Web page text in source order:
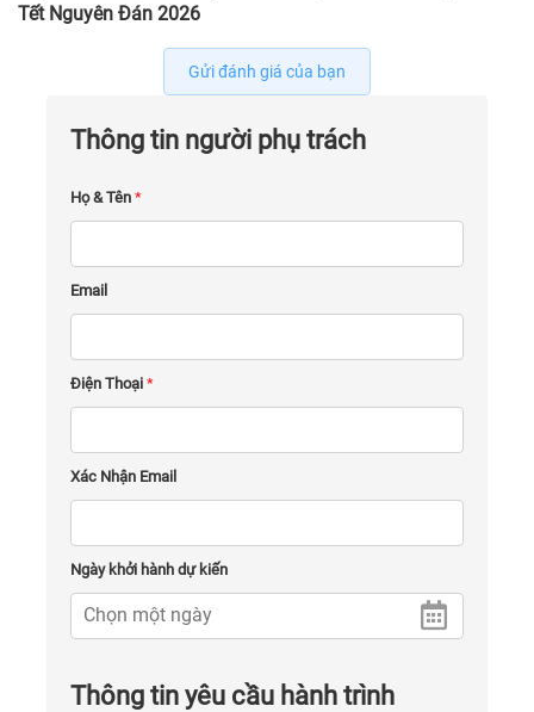
Tết Nguyên Đán 2026
Gửi đánh giá của bạn
Thông tin người phụ trách
Họ & Tên *
Email
Điện Thoại *
Xác Nhận Email
Ngày khởi hành dự kiến
Thông tin yêu cầu hành trình